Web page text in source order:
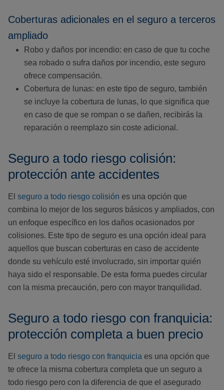
Coberturas adicionales en el seguro a terceros
ampliado
Robo y daños por incendio: en caso de que tu coche
sea robado o sufra daños por incendio, este seguro
ofrece compensación.
Cobertura de lunas: en este tipo de seguro, también
se incluye la cobertura de lunas, lo que significa que
en caso de que se rompan o se dañen, recibirás la
reparación o reemplazo sin coste adicional.
Seguro a todo riesgo colisión:
protección ante accidentes
El seguro a todo riesgo colisión es una opción que
combina lo mejor de los seguros básicos y ampliados, con
un enfoque específico en los daños ocasionados por
colisiones. Este tipo de seguro es una opción ideal para
aquellos que buscan coberturas en caso de accidente
donde su vehículo esté involucrado, sin importar quién
haya sido el responsable. De esta forma puedes circular
con la misma precaución, pero con mayor tranquilidad.
Seguro a todo riesgo con franquicia:
protección completa a buen precio
El seguro a todo riesgo con franquicia es una opción que
te ofrece la misma cobertura completa que un seguro a
todo riesgo pero con la diferencia de que el asegurado